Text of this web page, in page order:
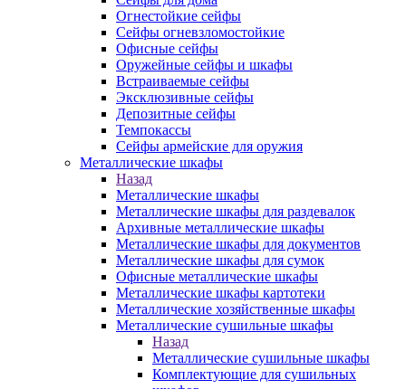
Огнестойкие сейфы
Сейфы огневзломостойкие
Офисные сейфы
Оружейные сейфы и шкафы
Встраиваемые сейфы
Эксклюзивные сейфы
Депозитные сейфы
Темпокассы
Сейфы армейские для оружия
Металлические шкафы
Назад
Металлические шкафы
Металлические шкафы для раздевалок
Архивные металлические шкафы
Металлические шкафы для документов
Металлические шкафы для сумок
Офисные металлические шкафы
Металлические шкафы картотеки
Металлические хозяйственные шкафы
Металлические сушильные шкафы
Назад
Металлические сушильные шкафы
Комплектующие для сушильных